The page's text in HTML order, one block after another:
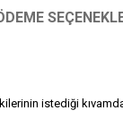
istediği